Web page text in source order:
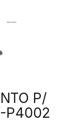
P/
P4002